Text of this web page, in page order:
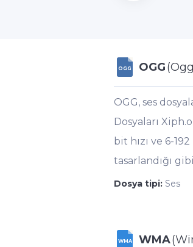
OGG OGG
OGG, ses
Dosyaları
bit hızı ve 6-
tasarlandığı
Dosya tipi: Ses
WMA WMA